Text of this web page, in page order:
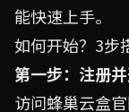
能快速上手。
如何开始？3步
第一步：注册
访问蜂巢云盒